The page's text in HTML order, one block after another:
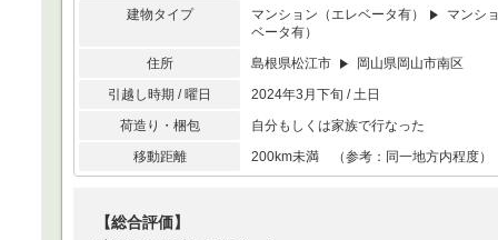
建物タイプ
マンション（エレベータ有）
マンシ
ベータ有）
住所
島根県松江市
岡山県岡山市南区
引越し時期 / 曜日
2024年3月下旬 / 土日
荷造り・梱包
自分もしくは家族で行なった
移動距離
200km未満 （参考：同一地方内程度）
【総合評価】